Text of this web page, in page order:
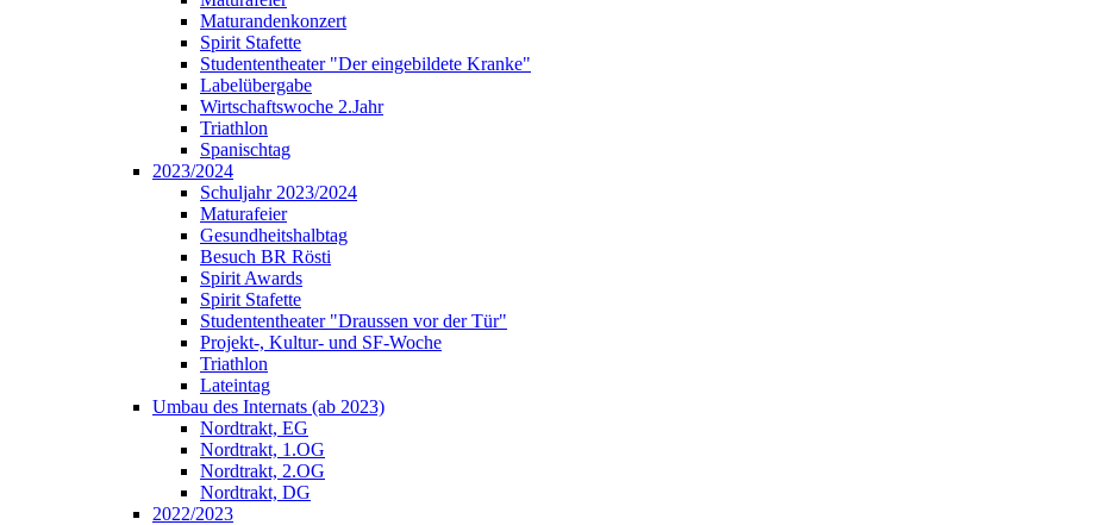
Maturandenkonzert
Spirit Stafette
Studententheater "Der eingebildete Kranke"
Labelübergabe
Wirtschaftswoche 2.Jahr
Triathlon
Spanischtag
2023/2024
Schuljahr 2023/2024
Maturafeier
Gesundheitshalbtag
Besuch BR Rösti
Spirit Awards
Spirit Stafette
Studententheater "Draussen vor der Tür"
Projekt-, Kultur- und SF-Woche
Triathlon
Lateintag
Umbau des Internats (ab 2023)
Nordtrakt, EG
Nordtrakt, 1.OG
Nordtrakt, 2.OG
Nordtrakt, DG
2022/2023